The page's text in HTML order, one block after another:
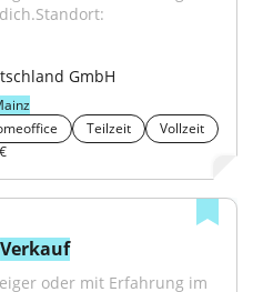
GmbH
Teilzeit
Vollzeit
Verkauf